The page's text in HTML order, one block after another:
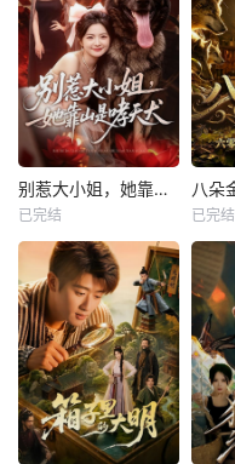
别惹大小姐，她靠山是哮天犬
已完结 已完结